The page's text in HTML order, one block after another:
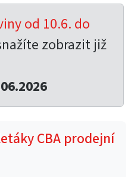
od 10.6. do
zobrazit již
CBA prodejní